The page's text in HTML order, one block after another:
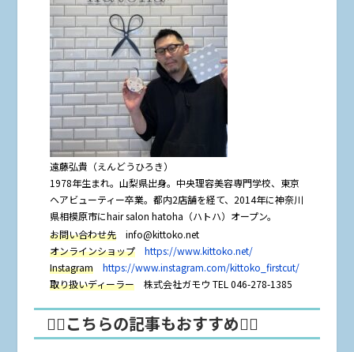
遠藤弘貴（えんどうひろき）
1978年生まれ。山梨県出身。中央理容美容専門学校、東京
ヘアビューティー卒業。都内2店舗を経て、2014年に神奈川
県相模原市にhair salon hatoha（ハトハ）オープン。
お問い合わせ先info@kittoko.net
オンラインショップ
https://www.kittoko.net/
Instagram
https://www.instagram.com/kittoko_firstcut/
取り扱いディーラー株式会社ガモウ TEL 046-278-1385
🤸‍♂️こちらの記事もおすすめ🤸‍♀️